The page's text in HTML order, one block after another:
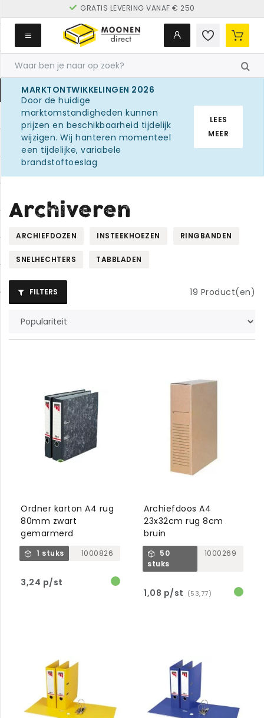
GRATIS LEVERING VANAF € 250
MARKTONTWIKKELINGEN 2026
Door de huidige
marktomstandigheden kunnen
prijzen en beschikbaarheid tijdelijk
wijzigen. Wij hanteren momenteel
een tijdelijke, variabele
brandstoftoeslag
LEES
MEER
Archiveren
ARCHIEFDOZEN INSTEEKHOEZEN RINGBANDEN
SNELHECHTERS TABBLADEN
FILTERS 19 Product(en)
Ordner karton A4 rug
80mm zwart
gemarmerd
1 stuks 1000826
3,24 p/st
Archiefdoos A4
23x32cm rug 8cm
bruin
50
stuks
1000269
1,08 p/st (53,77)